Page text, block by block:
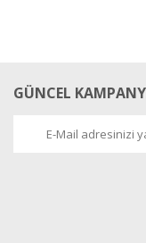
GÜNCEL